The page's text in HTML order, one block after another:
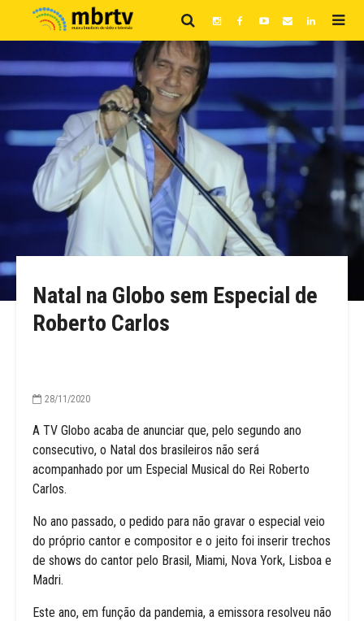
Natal na Globo sem Especial de
Roberto Carlos
28/11/2020
A TV Globo acaba de anunciar que, pelo segundo ano
consecutivo, o Natal dos brasileiros não será
acompanhado por um Especial Musical do Rei Roberto
Carlos.
No ano passado, o pedido para não gravar o especial veio
do próprio cantor e compositor e o jeito foi inserir trechos
de shows do cantor pelo Brasil, Miami, Nova York, Lisboa e
Madri.
Este ano, em função da pandemia, a emissora resolveu não